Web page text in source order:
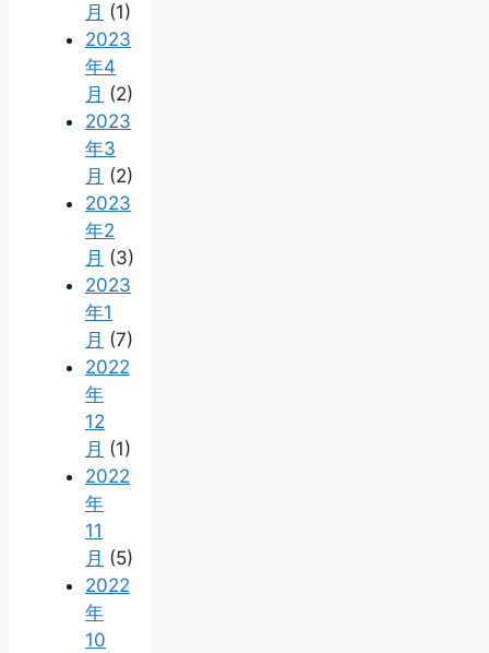
月 (1)
2023
年4
月 (2)
2023
年3
月 (2)
2023
年2
月 (3)
2023
年1
月 (7)
2022
年
12
月 (1)
2022
年
11
月 (5)
2022
年
10